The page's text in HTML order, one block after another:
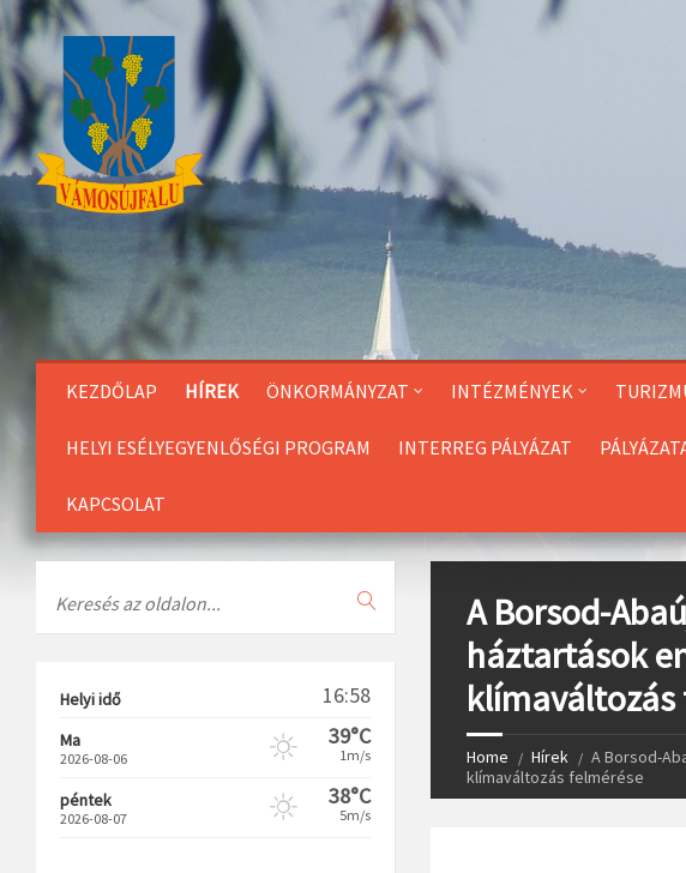
Skip
to
Content
KEZDŐLAP HÍREK ÖNKORMÁNYZAT INTÉZMÉNYEK
HELYI ESÉLYEGYENLŐSÉGI PROGRAM INTERREG PÁLYÁZAT
KAPCSOLAT
A Borsod-
háztartások
klímaváltozás
Home Hírek
A Borsod-
klímaváltozás felmérése
Helyi idő 16:58
Ma
2026-08-06
39°C
1m/s
péntek
2026-08-07
38°C
5m/s